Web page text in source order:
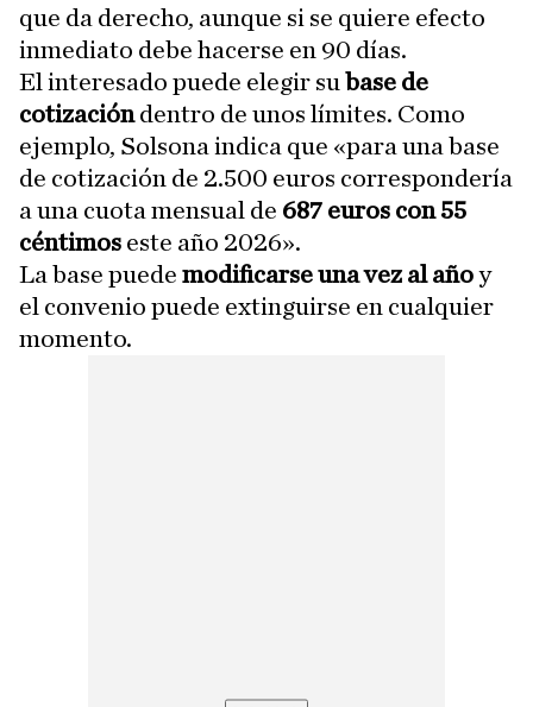
que da derecho, aunque si se quiere efecto
inmediato debe hacerse en 90 días.
El interesado puede elegir su base de
cotizacióndentro de unos límites. Como
ejemplo, Solsona indica que «para una base
de cotización de 2.500 euros correspondería
a una cuota mensual de 687 euros con 55
céntimos este año 2026».
La base puede modificarse una vez al añoy
el convenio puede extinguirse en cualquier
momento.